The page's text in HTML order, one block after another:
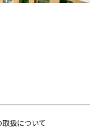
扱について